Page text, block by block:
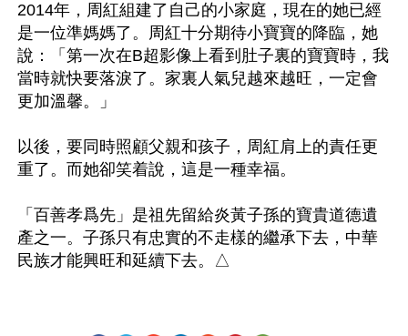
2014年，周紅組建了自己的小家庭，現在的她已經
是一位準媽媽了。周紅十分期待小寶寶的降臨，她
說：「第一次在B超影像上看到肚子裏的寶寶時，我
當時就快要落淚了。家裏人氣兒越來越旺，一定會
更加溫馨。」
以後，要同時照顧父親和孩子，周紅肩上的責任更
重了。而她卻笑着說，這是一種幸福。
「百善孝爲先」是祖先留給炎黃子孫的寶貴道德遺
產之一。子孫只有忠實的不走樣的繼承下去，中華